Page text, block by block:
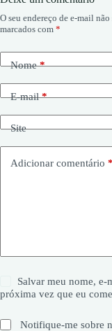
O seu endereço de e-mail não
marcados com *
Nome*
E-mail*
Site
Adicionar comentário *
Salvar meu nome, e-
próxima vez que eu
Notifique-me sobre